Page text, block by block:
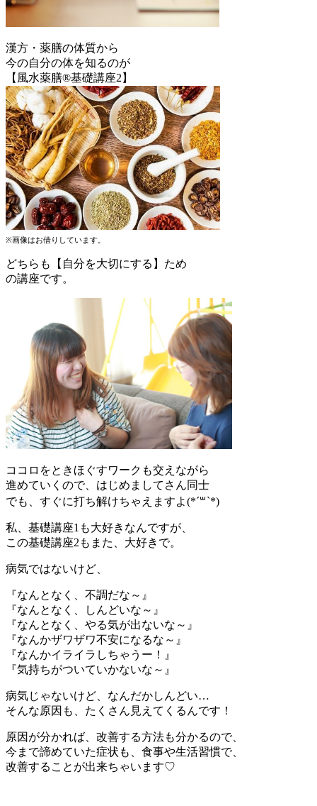
漢方・薬膳の体質から
今の自分の体を知るのが
【風水薬膳®基礎講座2】
※画像はお借りしています。
どちらも【自分を大切にする】ため
の講座です。
ココロをときほぐすワークも交えながら
進めていくので、はじめましてさん同士
でも、すぐに打ち解けちゃえますよ(*´꒳`*)
私、基礎講座1も大好きなんですが、
この基礎講座2もまた、大好きで。
病気ではないけど、
『なんとなく、不調だな～』
『なんとなく、しんどいな～』
『なんとなく、やる気が出ないな～』
『なんかザワザワ不安になるな～』
『なんかイライラしちゃうー！』
『気持ちがついていかないな～』
病気じゃないけど、なんだかしんどい…
そんな原因も、たくさん見えてくるんです！
原因が分かれば、改善する方法も分かるので、
今まで諦めていた症状も、食事や生活習慣で、
改善することが出来ちゃいます♡